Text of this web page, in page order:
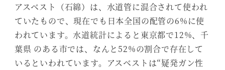
アスベスト（石綿）は、水道管に混合されて使われ
ていたもので、現在でも日本全国の配管の6%に使
われています。水道統計によると東京都で12%、千
葉県 のある市では、なんと52%の割合で存在して
いるといわれています。アスベストは“疑発ガン性